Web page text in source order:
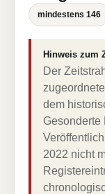
mindestens 146
Hinweis zum
Der
dem
Gesonderte
2022 nicht